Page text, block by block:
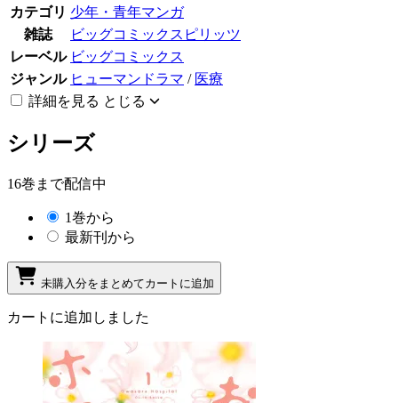
カテゴリ 少年・青年マンガ
雑誌
ビッグコミックスピリッツ
レーベル ビッグコミックス
ジャンル ヒューマンドラマ / 医療
詳細を見る とじる
シリーズ
16巻まで配信中
1巻から
最新刊から
未購入分をまとめてカートに追加
カートに追加しました